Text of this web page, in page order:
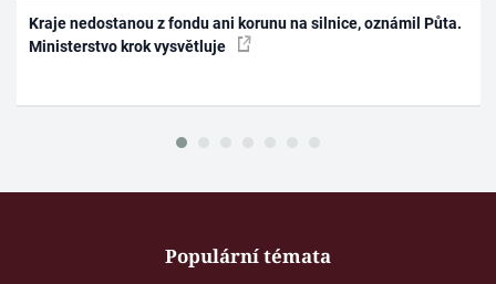
Kraje nedostanou z fondu ani korunu na silnice, oznámil Půta.
Ministerstvo krok vysvětluje
Populární témata